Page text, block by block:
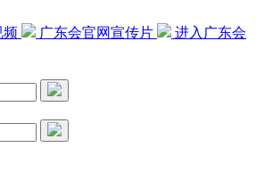
频 广东会官网宣传片
进入广东会